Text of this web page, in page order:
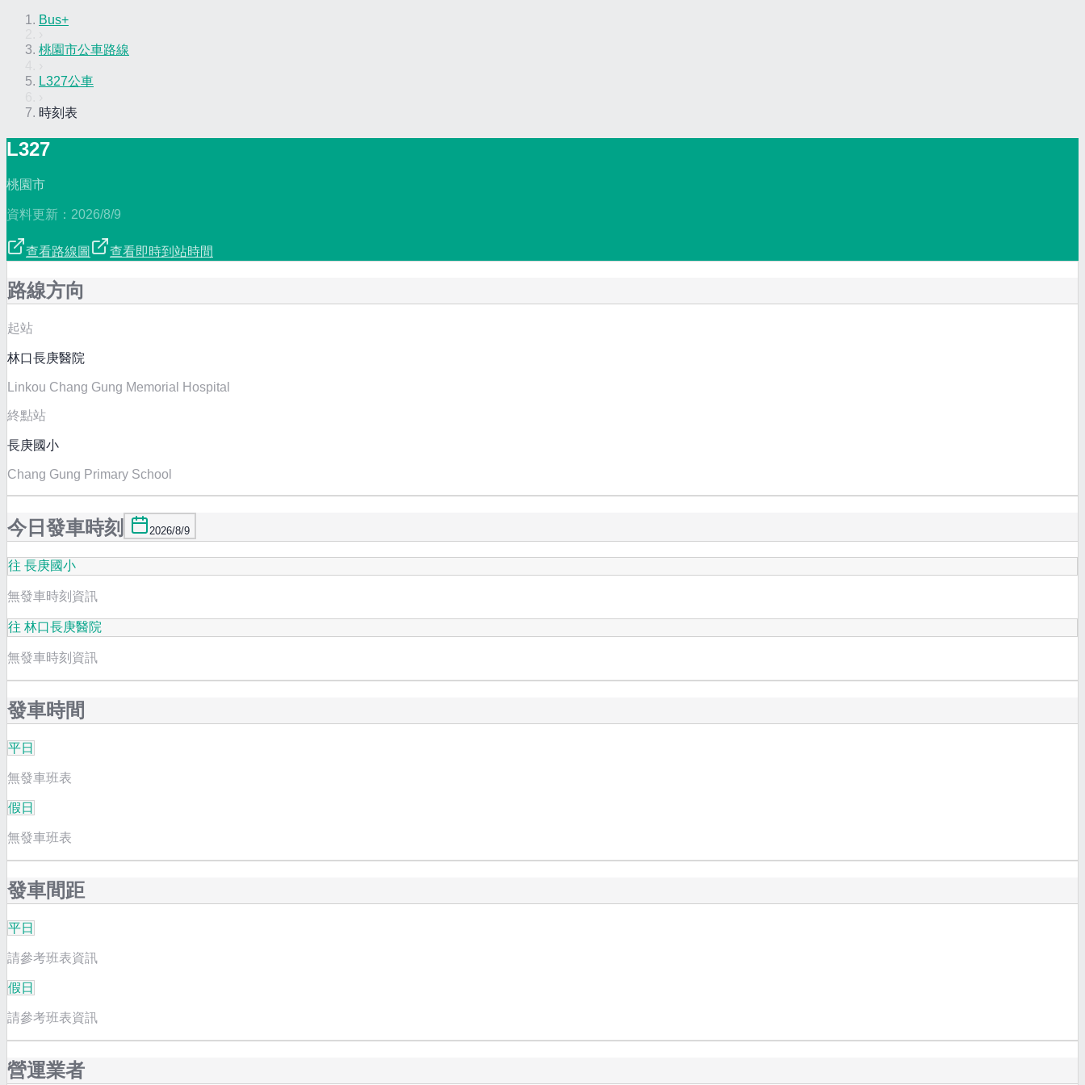
Bus+
桃園市公車路線
L327公車
時刻表
L327
桃園市
資料更新： 2026/8/9
查看路線圖 查看即時到站時間
路線方向
起站
林口長庚醫院
Linkou Chang Gung Memorial Hospital
終點站
長庚國小
Chang Gung Primary School
今日發車時刻 2026/8/9
往 長庚國小
無發車時刻資訊
往 林口長庚醫院
無發車時刻資訊
發車時間
平日
無發車班表
假日
無發車班表
發車間距
平日
請參考班表資訊
假日
請參考班表資訊
營運業者